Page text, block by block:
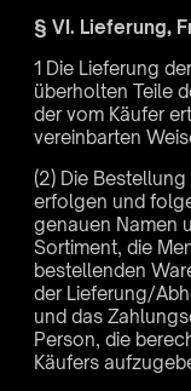
§ VI. Lieferung,
1 Die Lieferung
überholten Teile
der vom Käufer
vereinbarten
(2) Die
erfolgen und
genauen Namen
Sortiment, die
bestellenden
der Lieferung/
und das
Person, die
Käufers